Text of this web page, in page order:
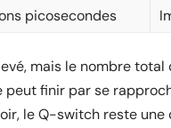
picosecondes
mais le nombre
finir par se
le Q-switch reste